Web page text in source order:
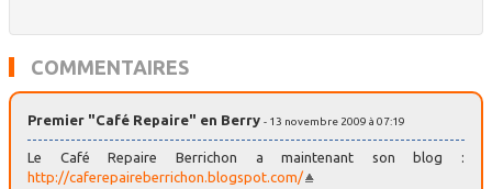
COMMENTAIRES
Premier "Café Repaire" en Berry - 13 novembre 2009 à 07:19
Le Café Repaire Berrichon a maintenant son blog :
http://caferepaireberrichon.blogspot.com/